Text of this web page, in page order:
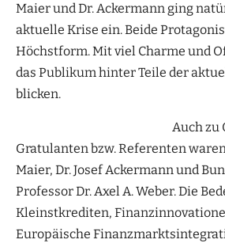
Maier und Dr. Ackermann ging
aktuelle Krise ein. Beide
Höchstform. Mit viel Charme und
das Publikum hinter Teile der
blicken.
Auch zu
Gratulanten bzw. Referenten
Maier, Dr. Josef Ackermann und
Professor Dr. Axel A. Weber. Die
Kleinstkrediten,
Europäische